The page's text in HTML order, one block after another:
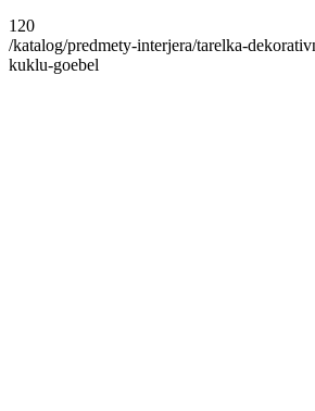
120
/katalog/predmety-interjera/tarelka-
kuklu-goebel